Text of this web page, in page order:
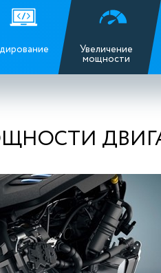
Увеличение
мощности